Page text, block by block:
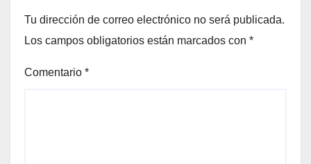
Tu dirección de correo electrónico no será publicada.
Los campos obligatorios están marcados con *
Comentario *